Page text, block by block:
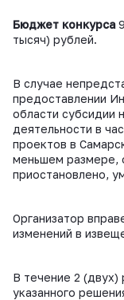
Бюджет конкурса
тысяч) рублей.
В случае
предоставлении
области субсидии
деятельности в
проектов в
меньшем размере,
приостановлено,
Организатор
изменений в
В течение 2 (двух)
указанного